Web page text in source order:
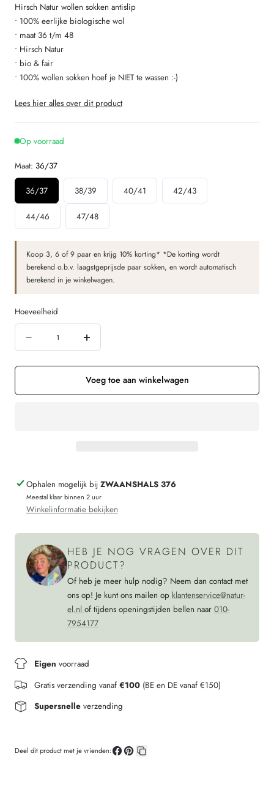
Hirsch Natur wollen sokken antislip
• 100% eerlijke biologische wol
• maat 36 t/m 48
• Hirsch Natur
• bio & fair
• 100% wollen sokken hoef je NIET te wassen :-)
Lees hier alles over dit product
Op voorraad
Maat: 36/37
36/37 38/39 40/41 42/43
44/46 47/48
Koop 3, 6 of 9 paar en krijg 10% korting* *De korting wordt
berekend o.b.v. laagstgeprijsde paar sokken, en wordt automatisch
berekend in je winkelwagen.
Hoeveelheid
verminderen
Hirsch
grijs
197
Verhoog
de
hoeveelheid
voor
ANTISLIP
grijs
Voeg toe aan winkelwagen
Ophalen mogelijk bij ZWAANSHALS 376
Meestal klaar binnen 2 uur
Winkelinformatie bekijken
HEB JE NOG VRAGEN OVER DIT
PRODUCT?
Of heb je meer hulp nodig? Neem dan contact met
ons op! Je kunt ons mailen op klantenservice@natur-
el.nl of tijdens openingstijden bellen naar 010-
7954177
Eigen voorraad
Gratis verzending vanaf €100 (BE en DE vanaf €150)
Supersnelleverzending
Deel dit product met je vrienden: